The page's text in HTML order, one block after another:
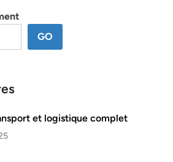
GO
et logistique complet